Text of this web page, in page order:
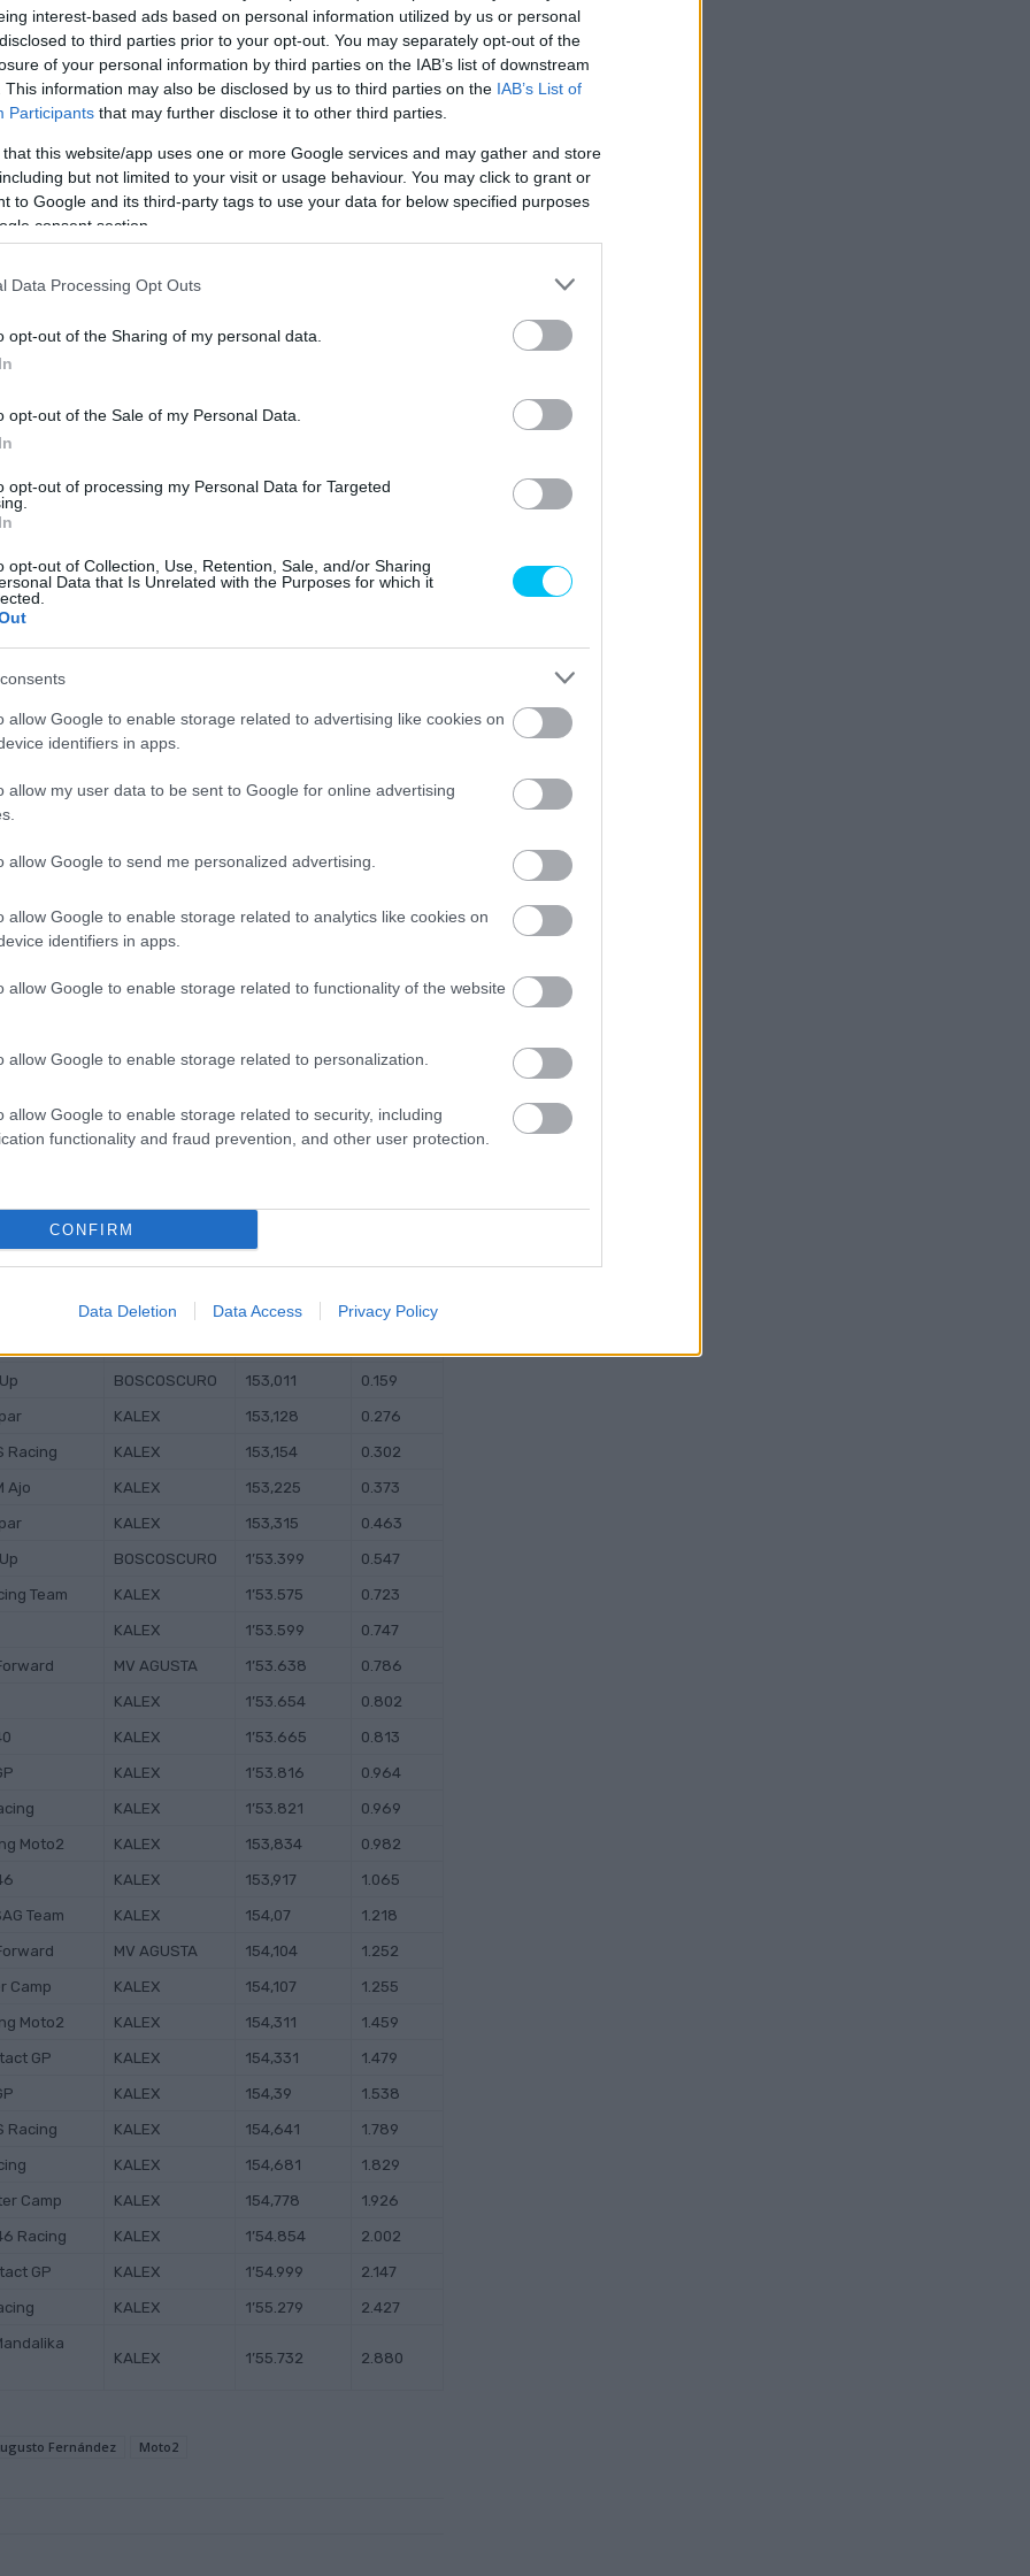
interest-based ads based on personal information utilized by us or personal
to third parties prior to your opt-out. You may separately opt-out of the
of your personal information by third parties on the IAB’s list of downstream
This information may also be disclosed by us to third parties on the IAB’s List of
Participants that may further disclose it to other third parties.
that this website/app uses one or more Google services and may gather and store
but not limited to your visit or usage behaviour. You may click to grant or
to Google and its third-party tags to use your data for below specified purposes
consent section.
Data Processing Opt Outs
opt-out of the Sharing of my personal data.
opt-out of the Sale of my Personal Data.
opt-out of processing my Personal Data for Targeted
opt-out of Collection, Use, Retention, Sale, and/or Sharing
Data that Is Unrelated with the Purposes for which it
allow Google to enable storage related to advertising like cookies on
identifiers in apps.
allow my user data to be sent to Google for online advertising
allow Google to send me personalized advertising.
allow Google to enable storage related to analytics like cookies on
identifiers in apps.
allow Google to enable storage related to functionality of the website
allow Google to enable storage related to personalization.
allow Google to enable storage related to security, including
functionality and fraud prevention, and other user protection.
CONFIRM
Data Deletion Data Access Privacy Policy
0,027 másodperccel volt lassabb az FP1-es
mentett, elkerülte a bukást, így meg tudta
FOR ARON
🏁#MOTO2
SEPTEMBER
Tony Arbolinót. A top 10-be Pedro Acosta,
Somkiat Chantra fértek be.
a tabellát vezető Fernández mögött, a 12.
egyik versenyzője sincs jelenleg Q2-t érő helyen.
a 27. helyen zárta a napot. Mindketten buktak a
van den Goorbergh és Cameron Beabuier is, akik
eredmények alapján.
CRASH FROM
14, DOWN GOES HIS
VIETTI ONE
IN THE COMBINED
SEPTEMBER
eredménye:
KALEX 1’52.852
BOSCOSCURO 153,011 0.159
KALEX 153,128 0.276
Racing KALEX 153,154 0.302
Ajo KALEX 153,225 0.373
KALEX 153,315 0.463
BOSCOSCURO 1’53.399 0.547
Team KALEX 1’53.575 0.723
KALEX 1’53.599 0.747
MV AGUSTA 1’53.638 0.786
KALEX 1’53.654 0.802
KALEX 1’53.665 0.813
KALEX 1’53.816 0.964
KALEX 1’53.821 0.969
Moto2 KALEX 153,834 0.982
KALEX 153,917 1.065
Team KALEX 154,07 1.218
MV AGUSTA 154,104 1.252
Camp KALEX 154,107 1.255
Moto2 KALEX 154,311 1.459
GP KALEX 154,331 1.479
KALEX 154,39 1.538
Racing KALEX 154,641 1.789
KALEX 154,681 1.829
Camp KALEX 154,778 1.926
Racing KALEX 1’54.854 2.002
GP KALEX 1’54.999 2.147
KALEX 1’55.279 2.427
KALEX 1’55.732 2.880
Fernández Moto2